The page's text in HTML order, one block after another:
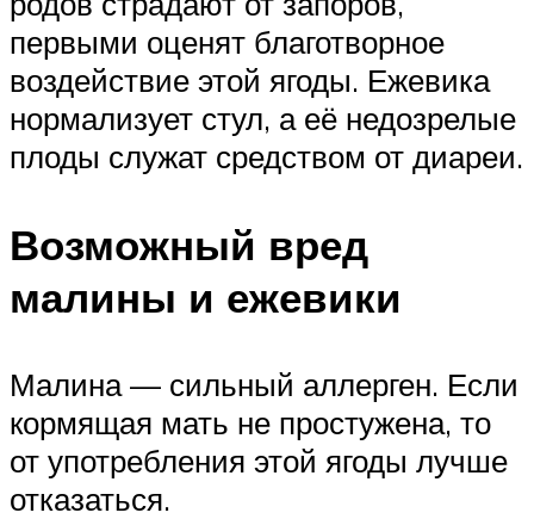
первыми оценят благотворное
воздействие этой ягоды. Ежевика
нормализует стул, а её недозрелые
плоды служат средством от диареи.
Возможный вред
малины и ежевики
Малина — сильный аллерген. Если
кормящая мать не простужена, то
от употребления этой ягоды лучше
отказаться.